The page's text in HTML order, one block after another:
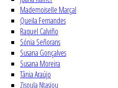
Mademoiselle Marçal
Queila Fernandes
Raquel Calviño
Sónia Señorans
Susana Gonçalves
Susana Moreira
Tânia Araújo
Zisoula Ntasiou